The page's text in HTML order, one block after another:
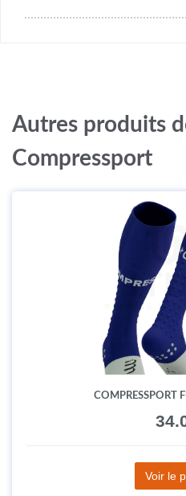
Autres produits
Compressport
COMPRESSPORT
Voir le